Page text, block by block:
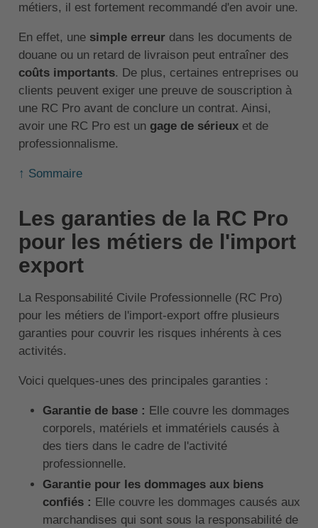
métiers, il est fortement recommandé d'en avoir une.
En effet, une simple erreur dans les documents de
douane ou un retard de livraison peut entraîner des
coûts importants. De plus, certaines entreprises ou
clients peuvent exiger une preuve de souscription à
une RC Pro avant de conclure un contrat. Ainsi,
avoir une RC Pro est un gage de sérieuxet de
professionnalisme.
↑ Sommaire
Les garanties de la RC Pro
pour les métiers de l'import
export
La Responsabilité Civile Professionnelle (RC Pro)
pour les métiers de l'import-export offre plusieurs
garanties pour couvrir les risques inhérents à ces
activités.
Voici quelques-unes des principales garanties :
Garantie de base : Elle couvre les dommages
corporels, matériels et immatériels causés à
des tiers dans le cadre de l'activité
professionnelle.
Garantie pour les dommages aux biens
confiés : Elle couvre les dommages causés aux
marchandises qui sont sous la responsabilité de